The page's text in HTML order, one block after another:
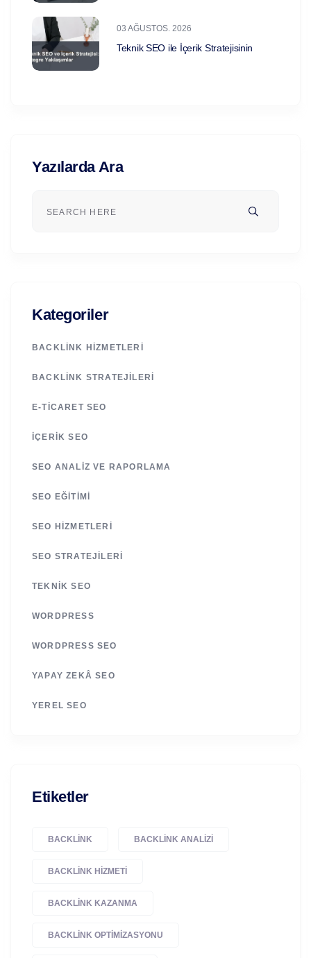
03 AĞUSTOS. 2026
Teknik SEO ile İçerik Stratejisinin
Yazılarda Ara
Kategoriler
BACKLINK HIZMETLERI
BACKLINK STRATEJILERI
E-TICARET SEO
İÇERIK SEO
SEO ANALIZ VE RAPORLAMA
SEO EĞITIMI
SEO HIZMETLERI
SEO STRATEJILERI
TEKNIK SEO
WORDPRESS
WORDPRESS SEO
YAPAY ZEKÂ SEO
YEREL SEO
Etiketler
BACKLINK BACKLINK ANALIZI
BACKLINK HIZMETI
BACKLINK KAZANMA
BACKLINK OPTIMIZASYONU